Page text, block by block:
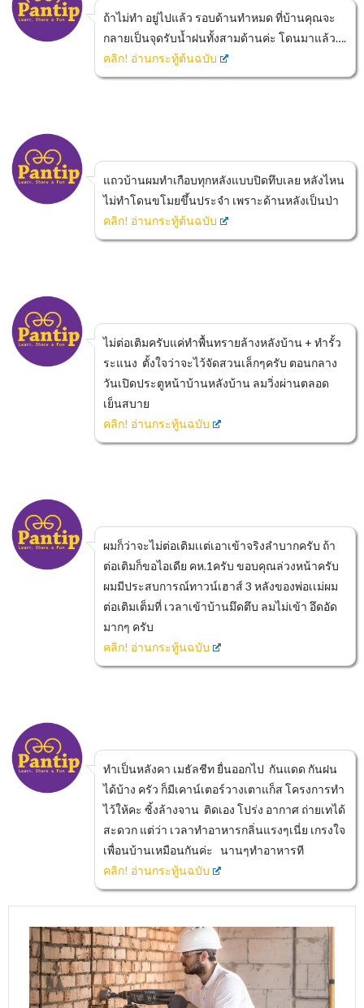
ถ้าไม่ทำ อยู่ไปแล้ว รอบด้านทำหมด ที่บ้านคุณจะ
กลายเป็นจุดรับน้ำฝนทั้งสามด้านค่ะ โดนมาแล้ว….
คลิก! อ่านกระทู้ต้นฉบับ
แถวบ้านผมทำเกือบทุกหลังแบบปิดทึบเลย หลังไหน
ไม่ทำโดนขโมยขึ้นประจำ เพราะด้านหลังเป็นป่า
คลิก! อ่านกระทู้ต้นฉบับ
ไม่ต่อเติมครับแค่ทำพื้นทรายล้างหลังบ้าน + ทำรั้ว
ระแนง ตั้งใจว่าจะไว้จัดสวนเล็กๆครับ ตอนกลาง
วันเปิดประตูหน้าบ้านหลังบ้าน ลมวิ่งผ่านตลอด
เย็นสบาย
คลิก! อ่านกระทู้นฉบับ
ผมก็ว่าจะไม่ต่อเติมเเต่เอาเข้าจริงลำบากครับ ถ้า
ต่อเติมก็ขอไอเดีย คห.1ครับ ขอบคุณล่วงหน้าครับ
ผมมีประสบการณ์ทาวน์เฮาส์ 3 หลังของพ่อเเม่ผม
ต่อเติมเต็มที่ เวลาเข้าบ้านมึดตึบ ลมไม่เข้า อึดอัด
มากๆ ครับ
คลิก! อ่านกระทู้นฉบับ
ทำเป็นหลังคา เมธัลชีท ยื่นออกไป กันแดด กันฝน
ได้บ้าง ครัว ก็มีเคาน์เตอร์วางเตาแก็ส โครงการทำ
ไว้ให้คะ ซิ้งล้างจาน ติดเอง โปร่ง อากาศ ถ่ายเทได้
สะดวก แต่ว่า เวลาทำอาหารกลิ่นแรงๆเนี่ย เกรงใจ
เพื่อนบ้านเหมือนกันค่ะ นานๆทำอาหารที
คลิก! อ่านกระทู้นฉบับ